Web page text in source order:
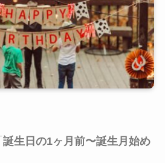
誕生日の1ヶ月前〜誕生月始め